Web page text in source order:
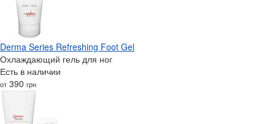
Derma Series Refreshing Foot Gel
Охлаждающий гель для ног
Есть в наличии
от 390 грн